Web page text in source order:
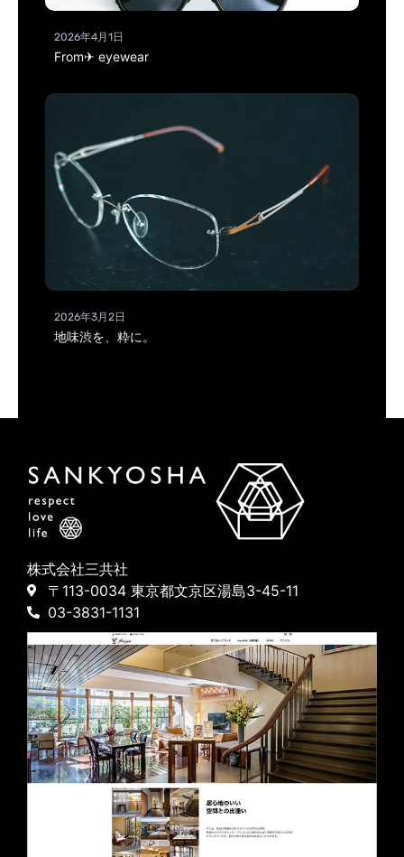
2026年4月1日
From✈ eyewear
2026年3月2日
地味渋を、粋に。
株式会社三共社
〒113-0034 東京都文京区湯島3-45-11
03-3831-1131